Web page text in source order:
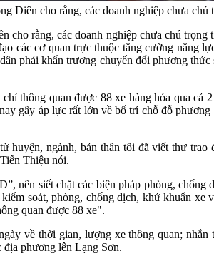
Diên cho rằng, các doanh nghiệp chưa
rằng, các doanh nghiệp chưa chú
các cơ quan trực thuộc tăng cường năng
phải khẩn trương chuyển đổi phương
thông quan được 88 xe hàng hóa qua
gây áp lực rất lớn về bố trí chỗ đỗ
huyện, ngành, bản thân tôi đã viết thư
Thiệu nói.
nên siết chặt các biện pháp phòng,
soát, phòng, chống dịch, khử khuẩn
quan được 88 xe".
về thời gian, lượng xe thông quan;
phương lên Lạng Sơn.